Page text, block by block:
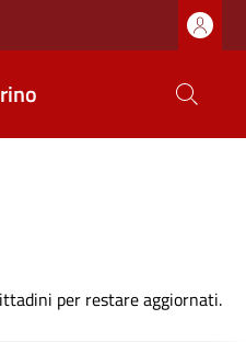
per restare aggiornati.